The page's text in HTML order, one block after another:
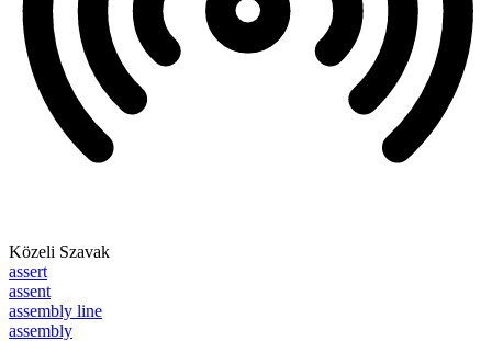
Közeli Szavak
assert
assent
assembly line
assembly